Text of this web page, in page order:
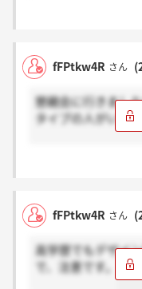
fFPtkw4R さん
懇親会に行きまし
タイプの人がいま
fFPtkw4R さん
高学歴でもデザイ
で、注意です。